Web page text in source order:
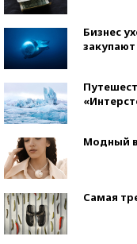
Бизнес
Модный
Самая